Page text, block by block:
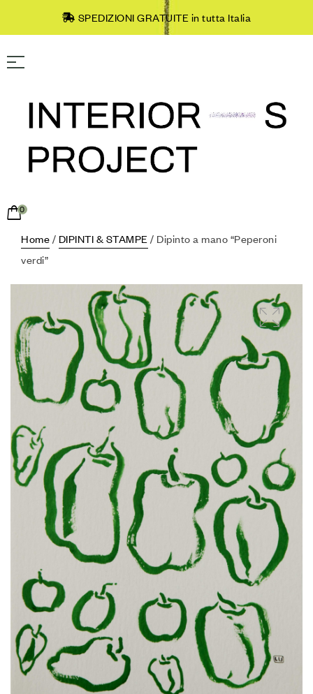
SPEDIZIONI GRATUITE in tutta Italia
0
Home / DIPINTI & STAMPE / Dipinto a mano “Peperoni
verdi”